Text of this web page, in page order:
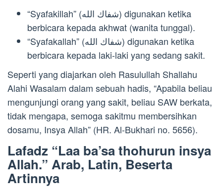
“Syafakillah” (شفاك الله) digunakan ketika
berbicara kepada akhwat (wanita tunggal).
“Syafakallah” (شفاك الله) digunakan ketika
berbicara kepada laki-laki yang sedang sakit.
Seperti yang diajarkan oleh Rasulullah Shallahu
Alahi Wasalam dalam sebuah hadis, “Apabila beliau
mengunjungi orang yang sakit, beliau SAW berkata,
tidak mengapa, semoga sakitmu membersihkan
dosamu, Insya Allah” (HR. Al-Bukhari no. 5656).
Lafadz “Laa ba’sa thohurun insya
Allah.” Arab, Latin, Beserta
Artinnya